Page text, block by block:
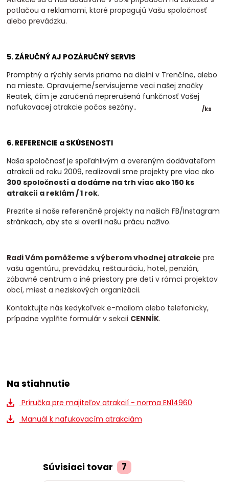
/ks
potlačou a reklamami, ktoré propagujú Vašu spoločnosť
alebo prevádzku.
5. ZÁRUČNÝ AJ POZÁRUČNÝ SERVIS
Promptný a rýchly servis priamo na dielni v Trenčíne, alebo
na mieste. Opravujeme/servisujeme veci našej značky
Reatek, čím je zaručená neprerušená funkčnosť Vašej
nafukovacej atrakcie počas sezóny..
6. REFERENCIE a SKÚSENOSTI
Naša spoločnosť je spoľahlivým a overeným dodávateľom
atrakcií od roku 2009, realizovalisme projekty pre viac ako
300 spoločností a dodáme na trh viac ako 150 ks
atrakcií a reklám / 1 rok.
Prezrite si naše referenčné projekty na našich FB/Instagram
stránkach, aby ste si overili našu prácu naživo.
Radi Vám pomôžeme s výberom vhodnej atrakcie pre
vašu agentúru, prevádzku, reštauráciu, hotel, penzión,
zábavné centrum a iné priestory pre deti v rámci projektov
obcí, miest a neziskových organizácii.
Kontaktujte nás kedykoľvek e-mailom alebo telefonicky,
prípadne vyplňte formulár v sekcii CENNÍK.
Na stiahnutie
Príručka pre majiteľov atrakcií - norma EN14960
Manuál k nafukovacím atrakciám
Súvisiaci tovar 7